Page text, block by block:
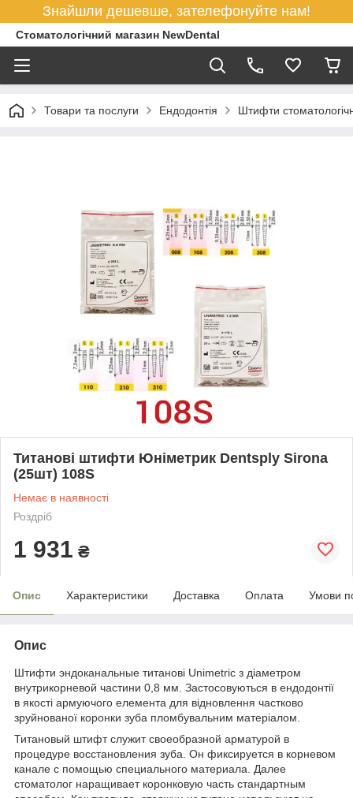
Знайшли дешевше, зателефонуйте нам!
Стоматологічний магазин NewDental
Товари та послуги Ендодонтія Штифти
Титанові штифти Юніметрик Dentsply Sirona
(25шт) 108S
Немає в наявності
Роздріб
1 931 ₴
Опис Характеристики Доставка Оплата Умови
Опис
Штифти эндоканальные титанові Unimetric з діаметром
внутрикорневой частини 0,8 мм. Застосовуються в ендодонтії
в якості армуючого елемента для відновлення частково
зруйнованої коронки зуба пломбувальним матеріалом.
Титановый штифт служит своеобразной арматурой в
процедуре восстановления зуба. Он фиксируется в корневом
канале с помощью специального материала. Далее
стоматолог наращивает коронковую часть стандартным